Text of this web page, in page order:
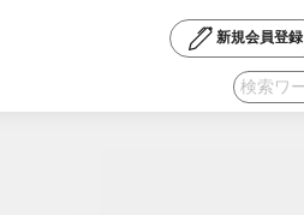
新規会員登録